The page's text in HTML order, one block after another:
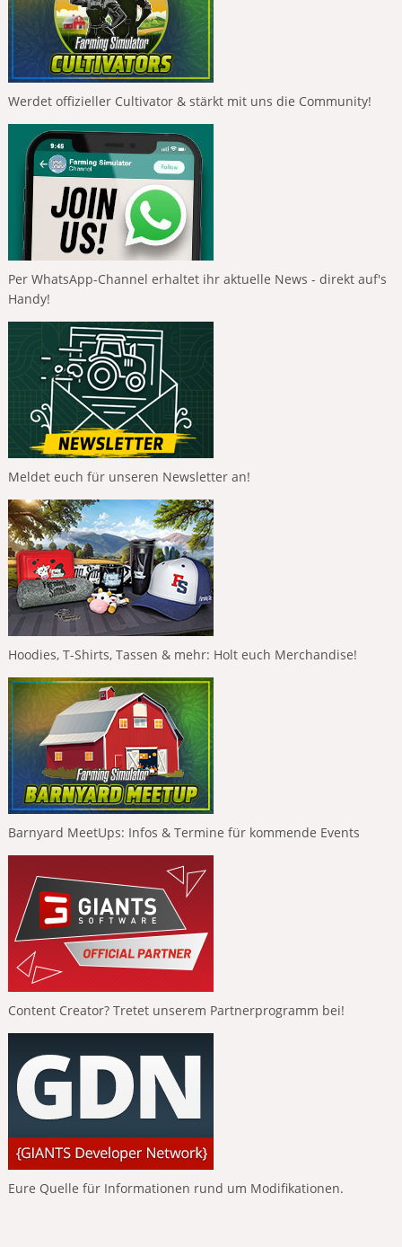
Werdet offizieller Cultivator & stärkt mit uns die Community!
Per WhatsApp-Channel erhaltet ihr aktuelle News - direkt auf's
Handy!
Meldet euch für unseren Newsletter an!
Hoodies, T-Shirts, Tassen & mehr: Holt euch Merchandise!
Barnyard MeetUps: Infos & Termine für kommende Events
Content Creator? Tretet unserem Partnerprogramm bei!
Eure Quelle für Informationen rund um Modifikationen.